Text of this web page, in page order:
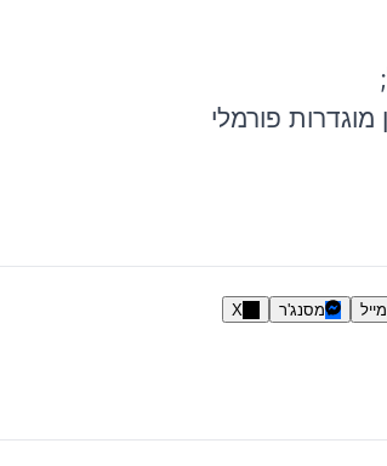
מוגדרות פורמלי
מסנג'ר X